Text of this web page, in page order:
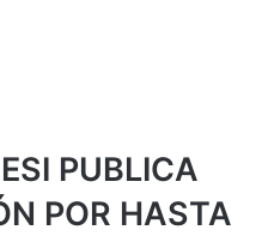
PUBLICA
POR HASTA